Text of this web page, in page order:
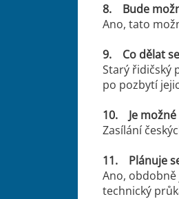
8. Bude
Ano, tato
9. Co dělat
Starý řidičský
po pozbytí
10. Je možné
Zasílání
11. Plánuje
Ano,
technický